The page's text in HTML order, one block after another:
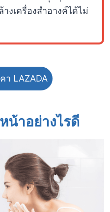
งเครื่องสำอางค์ได้ไม่
า LAZADA
น้าอย่างไรดี